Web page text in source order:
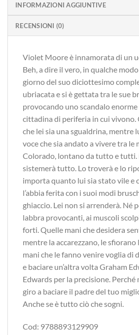
INFORMAZIONI AGGIUNTIVE
RECENSIONI (0)
Violet Moore è innamorata di un
Beh, a dire il vero, in qualche
giorno del suo diciottesimo
ubriacata e si è gettata tra le sue
provocando uno scandalo
cittadina di periferia in cui
che lei sia una sgualdrina, mentre
voce che sia andato a vivere tra le
Colorado, lontano da tutto e
sistemerà tutto. Lo troverà e lo
importa quanto lui sia stato vile e
l’abbia ferita con i suoi modi
ghiaccio. Lei non si arrenderà. Né
labbra provocanti, ai muscoli
forti. Quelle mani che desidera
mentre la accarezzano, le
mani che le fanno venire voglia
e baciare un’altra volta Graham
Edwards per la precisione. Perché
giro a baciare il padre del tuo
Anche se è tutto ciò che sogni.
Cod: 9788893129909